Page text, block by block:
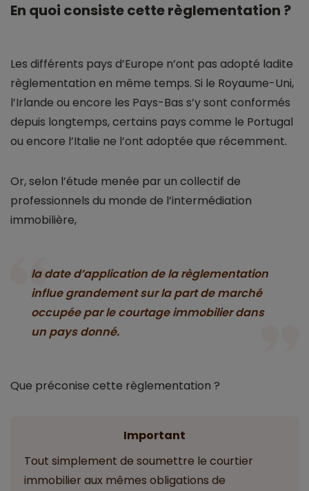
En quoi consiste cette règlementation ?
Les différents pays d’Europe n’ont pas adopté ladite
règlementation en même temps. Si le Royaume-Uni,
l’Irlande ou encore les Pays-Bas s’y sont conformés
depuis longtemps, certains pays comme le Portugal
ou encore l’Italie ne l’ont adoptée que récemment.
Or, selon l’étude menée par un collectif de
professionnels du monde de l’intermédiation
immobilière,
la date d’application de la règlementation
influe grandement sur la part de marché
occupée par le courtage immobilier dans
un pays donné.
Que préconise cette règlementation ?
Important
Tout simplement de soumettre le courtier
immobilier aux mêmes obligations de